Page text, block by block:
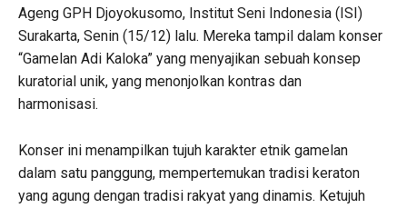
Ageng GPH Djoyokusomo, Institut Seni Indonesia (ISI)
Surakarta, Senin (15/12) lalu. Mereka tampil dalam konser
“Gamelan Adi Kaloka” yang menyajikan sebuah konsep
kuratorial unik, yang menonjolkan kontras dan
harmonisasi.
Konser ini menampilkan tujuh karakter etnik gamelan
dalam satu panggung, mempertemukan tradisi keraton
yang agung dengan tradisi rakyat yang dinamis. Ketujuh